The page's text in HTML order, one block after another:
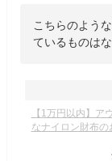
こちらのよう
ているものは
【1万円以内】ア
なナイロン財布の